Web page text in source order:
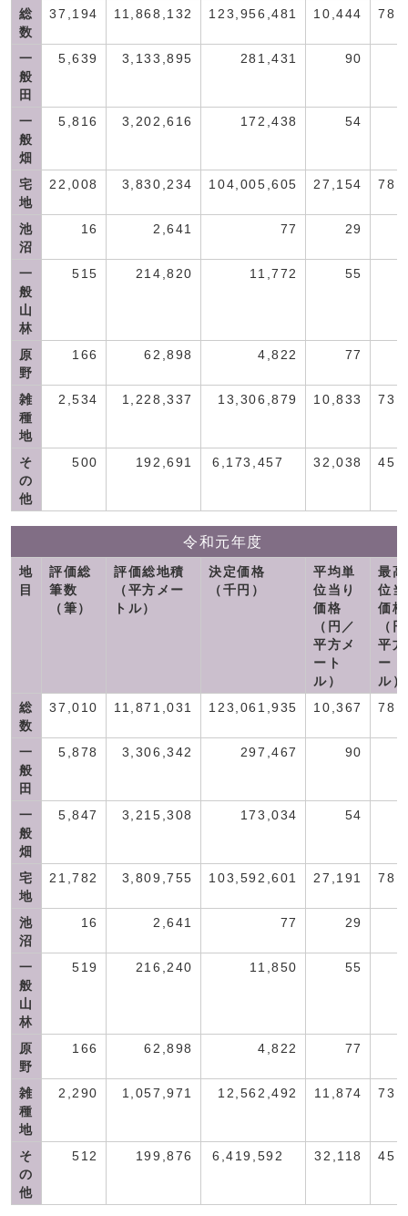
総
数
37,194 11,868,132 123,956,481 10,444
一
般
田
5,639 3,133,895 281,431 90
一
般
畑
5,816 3,202,616 172,438 54
宅
地
22,008 3,830,234 104,005,605 27,154
池
沼
16 2,641 77 29
一
般
山
林
515 214,820 11,772 55
原
野
166 62,898 4,822 77
雑
種
地
2,534 1,228,337 13,306,879 10,833
そ
の
他
500 192,691 6,173,457 32,038
令和元年度
地
目
評価総
筆数
（筆）
評価総地積
（平方メー
トル）
決定価格
（千円）
平均単
位当り
価格
（円／
平方メ
ート
ル）
最
位
価格
（
平
ート
ル）
総
数
37,010 11,871,031 123,061,935 10,367
一
般
田
5,878 3,306,342 297,467 90
一
般
畑
5,847 3,215,308 173,034 54
宅
地
21,782 3,809,755 103,592,601 27,191
池
沼
16 2,641 77 29
一
般
山
林
519 216,240 11,850 55
原
野
166 62,898 4,822 77
雑
種
地
2,290 1,057,971 12,562,492 11,874
そ
の
他
512 199,876 6,419,592 32,118